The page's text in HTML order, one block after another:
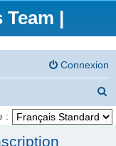
|
Connexion
e
: